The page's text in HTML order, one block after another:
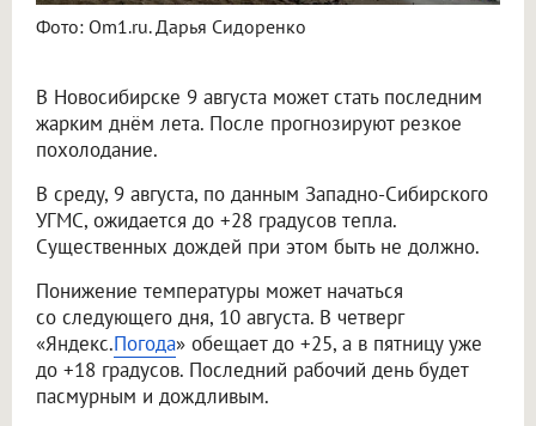
Фото: Om1.ru. Дарья Сидоренко
В Новосибирске 9 августа может стать последним
жарким днём лета. После прогнозируют резкое
похолодание.
В среду, 9 августа, по данным Западно-Сибирского
УГМС, ожидается до +28 градусов тепла.
Существенных дождей при этом быть не должно.
Понижение температуры может начаться
со следующего дня, 10 августа. В четверг
«Яндекс.Погода» обещает до +25, а в пятницу уже
до +18 градусов. Последний рабочий день будет
пасмурным и дождливым.